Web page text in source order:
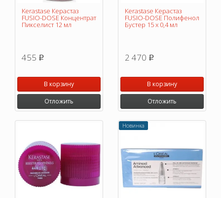
Kerastase Керастаз
FUSIO-DOSE Концентрат
Пикселист 12 мл
455 p
В корзину
Отложить
Kerastase Керастаз
FUSIO-DOSE Полифенол
Бустер 15 x 0,4 мл
2 470 p
В корзину
Отложить
Новинка